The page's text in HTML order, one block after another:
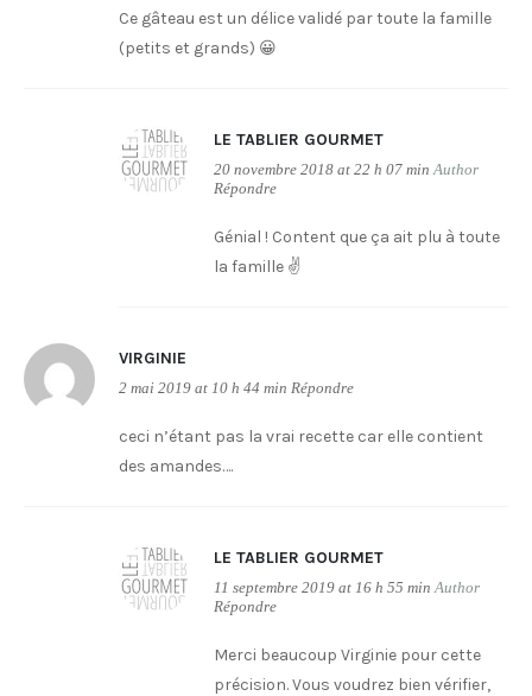
Ce gâteau est un délice validé par toute la famille
(petits et grands) 😀
LE TABLIER GOURMET
20 novembre 2018 at 22 h 07 min Author
Répondre
Génial ! Content que ça ait plu à toute
la famille ✌️
VIRGINIE
2 mai 2019 at 10 h 44 min Répondre
ceci n’étant pas la vrai recette car elle contient
des amandes….
LE TABLIER GOURMET
11 septembre 2019 at 16 h 55 min Author
Répondre
Merci beaucoup Virginie pour cette
précision. Vous voudrez bien vérifier,